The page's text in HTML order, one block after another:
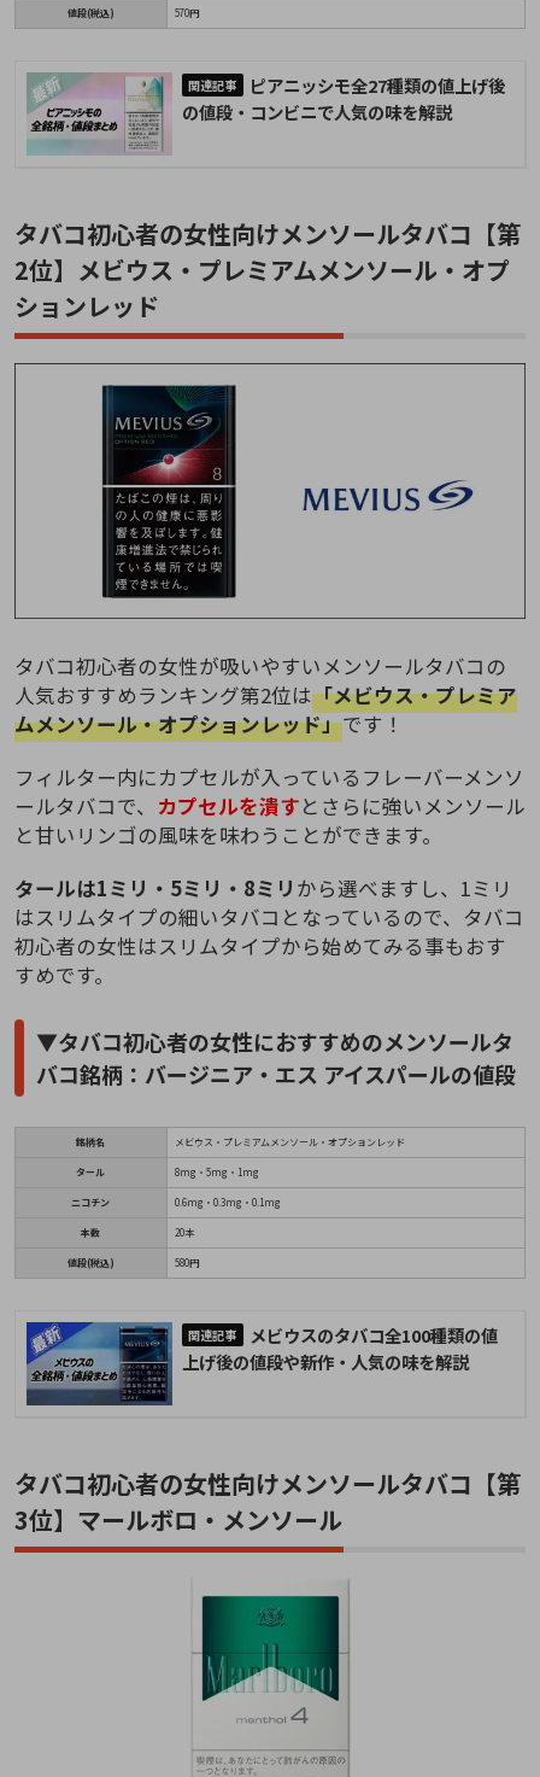
値段(税込) 570円
ピアニッシモ全27種類の値上げ後
の値段・コンビニで人気の味を解説
タバコ初心者の女性向けメンソールタバコ【第
2位】メビウス・プレミアムメンソール・オプ
ションレッド
タバコ初心者の女性が吸いやすいメンソールタバコの
人気おすすめランキング第2位は「メビウス・プレミア
ムメンソール・オプションレッド」です！
フィルター内にカプセルが入っているフレーバーメンソ
ールタバコで、 カプセルを潰すとさらに強いメンソール
と甘いリンゴの風味を味わうことができます。
タールは1ミリ・5ミリ・8ミリ から選べますし、1ミリ
はスリムタイプの細いタバコとなっているので、タバコ
初心者の女性はスリムタイプから始めてみる事もおす
すめです。
▼タバコ初心者の女性におすすめのメンソールタ
バコ銘柄：バージニア・エス アイスパールの値段
銘柄名 メビウス・プレミアムメンソール・オプションレッド
タール 8mg・5mg・1mg
ニコチン 0.6mg・0.3mg・0.1mg
本数 20本
値段(税込) 580円
メビウスのタバコ全100種類の値
上げ後の値段や新作・人気の味を解説
タバコ初心者の女性向けメンソールタバコ【第
3位】マールボロ・メンソール